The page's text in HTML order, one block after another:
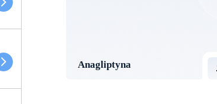
Anagliptyna